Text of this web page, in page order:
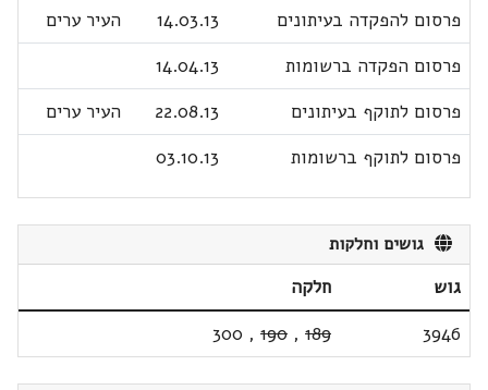
פרסום להפקדה בעיתונים
14.03.13
העיר ערים
פרסום הפקדה ברשומות
14.04.13
פרסום לתוקף בעיתונים
22.08.13
העיר ערים
פרסום לתוקף ברשומות
03.10.13
גושים וחלקות
גוש
חלקה
3946
189
,
190
,
300